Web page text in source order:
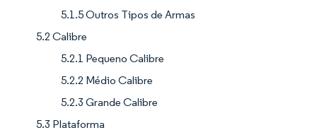
5.1.5 Outros Tipos de Armas
5.2 Calibre
5.2.1 Pequeno Calibre
5.2.2 Médio Calibre
5.2.3 Grande Calibre
5.3 Plataforma